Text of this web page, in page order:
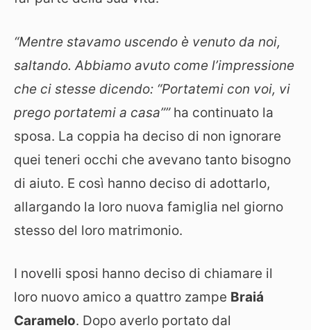
“Mentre stavamo uscendo è venuto da noi,
saltando. Abbiamo avuto come l’impressione
che ci stesse dicendo: “Portatemi con voi, vi
prego portatemi a casa””ha continuato la
sposa. La coppia ha deciso di non ignorare
quei teneri occhi che avevano tanto bisogno
di aiuto. E così hanno deciso di adottarlo,
allargando la loro nuova famiglia nel giorno
stesso del loro matrimonio.
I novelli sposi hanno deciso di chiamare il
loro nuovo amico a quattro zampe Braiá
Caramelo. Dopo averlo portato dal